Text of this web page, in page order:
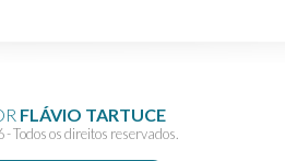
FLÁVIO TARTUCE
Todos os direitos reservados.